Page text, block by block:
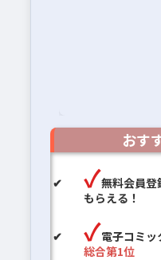
おす
無料会員登
もらえる！
電子コミ
総合第1位